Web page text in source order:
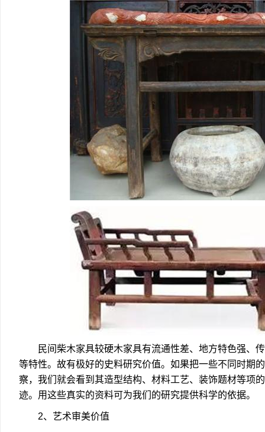
民间柴木家具较硬木家具有流通性差、地方特色强、传
等特性。故有极好的史料研究价值。如果把一些不同时期
察，我们就会看到其造型结构、材料工艺、装饰题材等项
迹。用这些真实的资料可为我们的研究提供科学的依据。
2、艺术审美价值